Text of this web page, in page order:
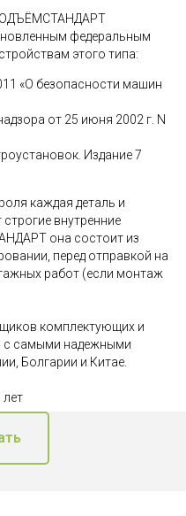
федеральным
этого типа:
«О безопасности машин
от 25 июня 2002 г. N
Издание 7
каждая деталь и
внутренние
она состоит из
перед отправкой на
работ (если монтаж
комплектующих и
с самыми надежными
Болгарии и Китае.